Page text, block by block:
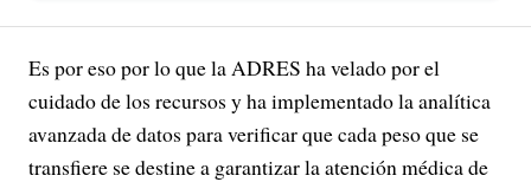
Es por eso por lo que la ADRES ha velado por el
cuidado de los recursos y ha implementado la analítica
avanzada de datos para verificar que cada peso que se
transfiere se destine a garantizar la atención médica de